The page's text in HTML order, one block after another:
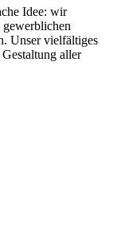
Idee: wir
Unser vielfältiges
aller